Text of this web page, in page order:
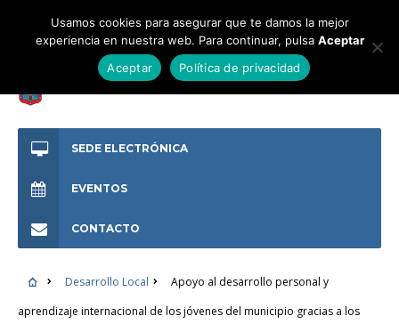
SEDE ELECTRÓNICA
EVENTOS
CONTACTO
Desarrollo Local
Apoyo al desarrollo personal y
aprendizaje internacional de los jóvenes del municipio gracias a los
Usamos cookies para asegurar que te damos la mejor
experiencia en nuestra web. Para continuar, pulsa Aceptar
Aceptar
Política de privacidad